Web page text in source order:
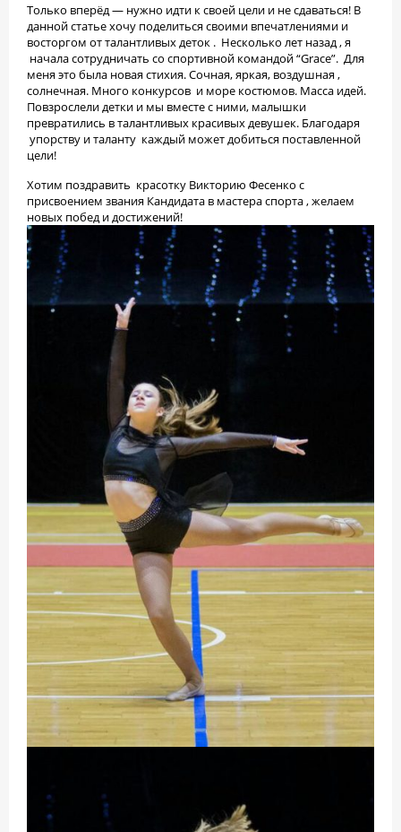
Только вперёд — нужно идти к своей цели и не сдаваться! В
данной статье хочу поделиться своими впечатлениями и
восторгом от талантливых деток . Несколько лет назад , я
начала сотрудничать со спортивной командой “Grace”. Для
меня это была новая стихия. Сочная, яркая, воздушная ,
солнечная. Много конкурсов и море костюмов. Масса идей.
Повзрослели детки и мы вместе с ними, малышки
превратились в талантливых красивых девушек. Благодаря
упорству и таланту каждый может добиться поставленной
цели!
Хотим поздравить красотку Викторию Фесенко с
присвоением звания Кандидата в мастера спорта , желаем
новых побед и достижений!